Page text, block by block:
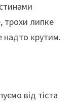
трохи липке
надто крутим.
від тіста